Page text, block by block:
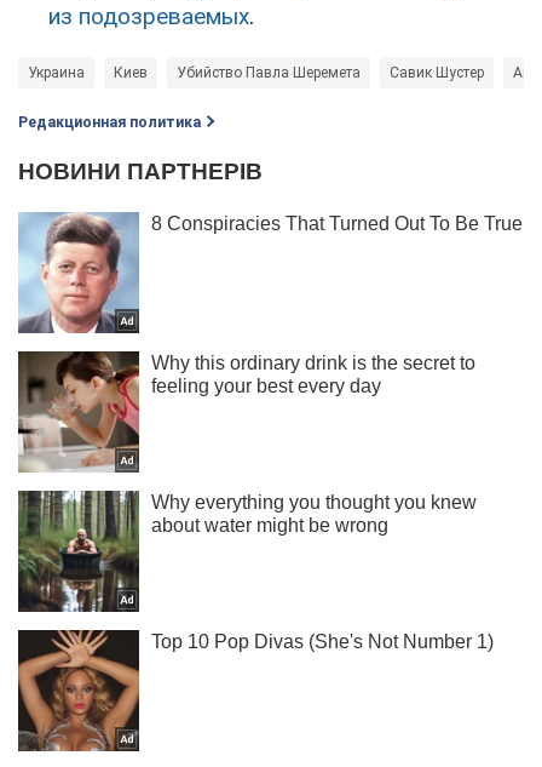
из подозреваемых.
Украина Киев Убийство Павла Шеремета Савик Шустер
Редакционная политика